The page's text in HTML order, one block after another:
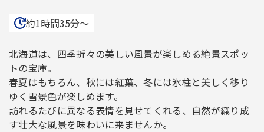
約1時間35分〜
北海道は、四季折々の美しい風景が楽しめる絶景スポッ
トの宝庫。
春夏はもちろん、秋には紅葉、冬には氷柱と美しく移り
ゆく雪景色が楽しめます。
訪れるたびに異なる表情を見せてくれる、自然が織り成
す壮大な風景を味わいに来ませんか。